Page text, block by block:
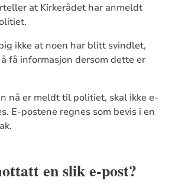
at Kirkerådet har anmeldt
ikke at noen har blitt svindlet,
få informasjon dersom dette er
nå er meldt til politiet, skal ikke e-
E-postene regnes som bevis i en
en slik e-post?